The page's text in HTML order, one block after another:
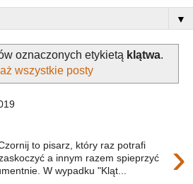
▼
oznaczonych etykietą klątwa.
wszystkie posty
›
to pisarz, który raz potrafi
a innym razem spieprzyć
W wypadku "Kląt...